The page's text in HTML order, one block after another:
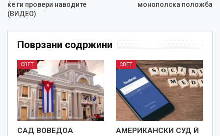
ќе ги провери наводите
(ВИДЕО)
монополска положба
Поврзани содржини
СВЕТ
САД ВОВЕДОА
СВЕТ
АМЕРИКАНСКИ СУД Ѝ